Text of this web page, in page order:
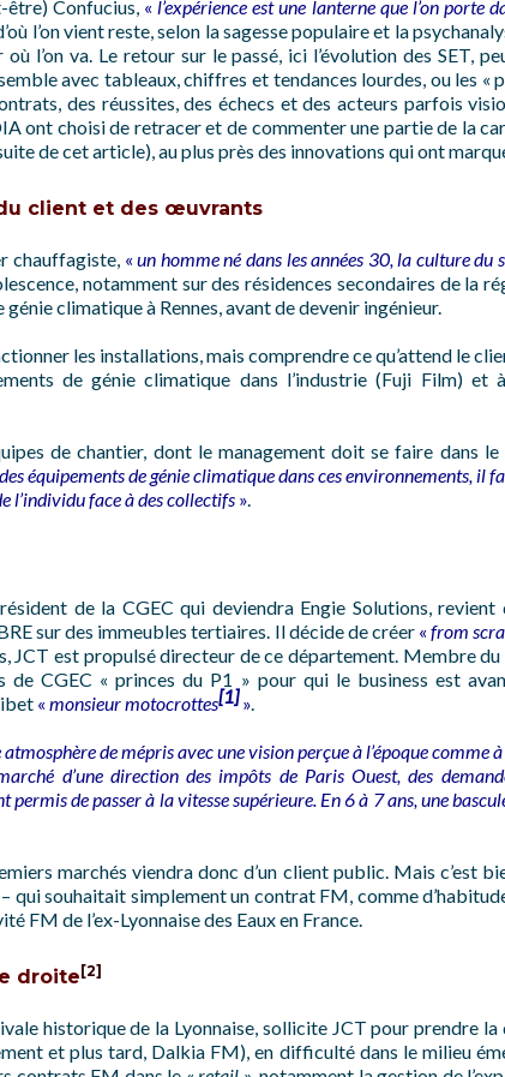
être) Confucius, «l’expérience est une lanterne que l’on porte
l’on vient reste, selon la sagesse populaire et la
l’on va. Le retour sur le passé, ici l’évolution des SET,
avec tableaux, chiffres et tendances lourdes, ou les «
des réussites, des échecs et des acteurs parfois
ont choisi de retracer et de commenter une partie de la
de cet article), au plus près des innovations qui ont
client et des œuvrants
chauffagiste, «un homme né dans les années 30, la culture du
notamment sur des résidences secondaires de la
génie climatique à Rennes, avant de devenir ingénieur.
les installations, mais comprendre ce qu’attend le
de génie climatique dans l’industrie (Fuji Film) et
de chantier, dont le management doit se faire dans le
équipements de génie climatique dans ces environnements, il
l’individu face à des collectifs ».
de la CGEC qui deviendra Engie Solutions,
sur des immeubles tertiaires. Il décide de créer «from
JCT est propulsé directeur de ce département. Membre
de CGEC « princes du P1 » pour qui le business est
« monsieur motocrottes[1]».
de mépris avec une vision perçue à l’époque comme
d’une direction des impôts de Paris Ouest, des
de passer à la vitesse supérieure. En 6 à 7 ans, une
marchés viendra donc d’un client public. Mais c’est
qui souhaitait simplement un contrat FM, comme
FM de l’ex-Lyonnaise des Eaux en France.
droite [2]
historique de la Lyonnaise, sollicite JCT pour prendre
et plus tard, Dalkia FM), en difficulté dans le milieu